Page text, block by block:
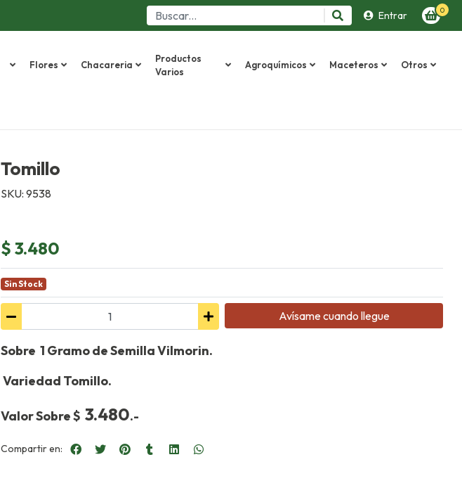
Entrar 0
Flores Chacareria
Productos
Varios
Agroquímicos Maceteros Otros
Tomillo
SKU: 9538
$ 3.480
Sin Stock
Avísame cuando llegue
Sobre 1 Gramo de Semilla Vilmorin.
Variedad Tomillo.
Valor Sobre $ 3.480.-
Compartir en: